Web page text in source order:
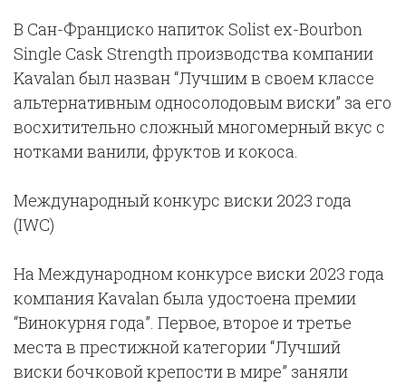
В Сан-Франциско напиток Solist ex-Bourbon
Single Cask Strength производства компании
Kavalan был назван “Лучшим в своем классе
альтернативным односолодовым виски” за его
восхитительно сложный многомерный вкус с
нотками ванили, фруктов и кокоса.
Международный конкурс виски 2023 года
(IWC)
На Международном конкурсе виски 2023 года
компания Kavalan была удостоена премии
“Винокурня года”. Первое, второе и третье
места в престижной категории “Лучший
виски бочковой крепости в мире” заняли